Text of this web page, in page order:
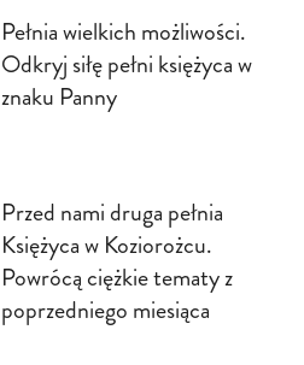
Pełnia wielkich możliwości.
Odkryj siłę pełni księżyca w
znaku Panny
Przed nami druga pełnia
Księżyca w Koziorożcu.
Powrócą ciężkie tematy z
poprzedniego miesiąca